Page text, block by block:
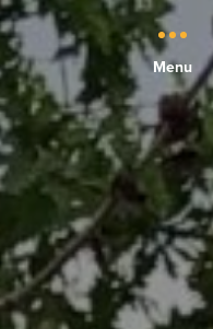
Menu
Menu